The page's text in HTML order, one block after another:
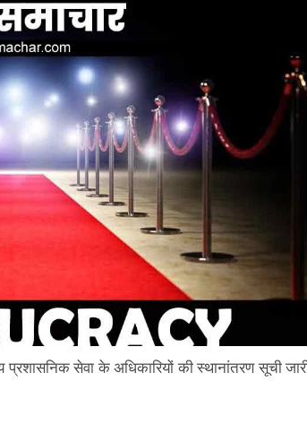
प्रशासनिक सेवा के अधिकारियों की स्थानांतरण सूची